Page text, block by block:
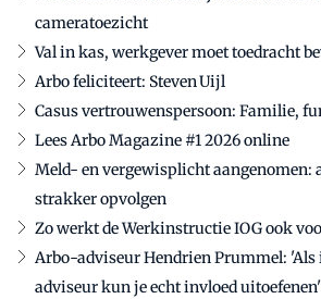
cameratoezicht
Val in kas, werkgever moet toedracht
Arbo feliciteert: Steven Uijl
Casus vertrouwenspersoon: Familie,
Lees Arbo Magazine #1 2026 online
Meld- en vergewisplicht aangenomen:
strakker opvolgen
Zo werkt de Werkinstructie IOG ook
Arbo-adviseur Hendrien Prummel:
adviseur kun je echt invloed uitoefenen'